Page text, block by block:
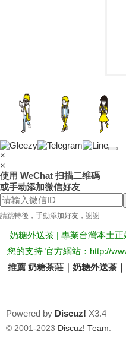
送
茶
×
×
使用 WeChat 扫描二维碼
或手动添加微信好友
請跳轉後，手動添加好友，謝謝
奶糖外送茶 | 專業台灣本土
您的支持 官方網站：http://
推薦 奶糖茶莊｜奶糖外送茶
Powered by Discuz! X3.4
© 2001-2023 Discuz! Team.